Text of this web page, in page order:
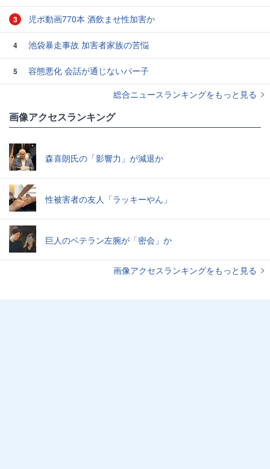
3 児ポ動画770本 酒飲ませ性加害か
4 池袋暴走事故 加害者家族の苦悩
5
容態悪化 会話が通じないパー子
総合ニュースランキングをもっと見る
画像アクセスランキング
森喜朗氏の「影響力」が減退か
性被害者の友人「ラッキーやん」
巨人のベテラン左腕が「密会」か
画像アクセスランキングをもっと見る